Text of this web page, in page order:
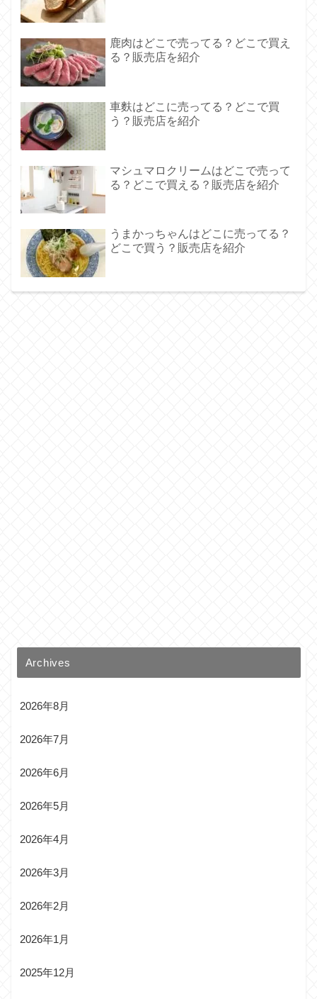
鹿肉はどこで売ってる？どこで買え
る？販売店を紹介
車麩はどこに売ってる？どこで買
う？販売店を紹介
マシュマロクリームはどこで売って
る？どこで買える？販売店を紹介
うまかっちゃんはどこに売ってる？
どこで買う？販売店を紹介
Archives
2026年8月
2026年7月
2026年6月
2026年5月
2026年4月
2026年3月
2026年2月
2026年1月
2025年12月